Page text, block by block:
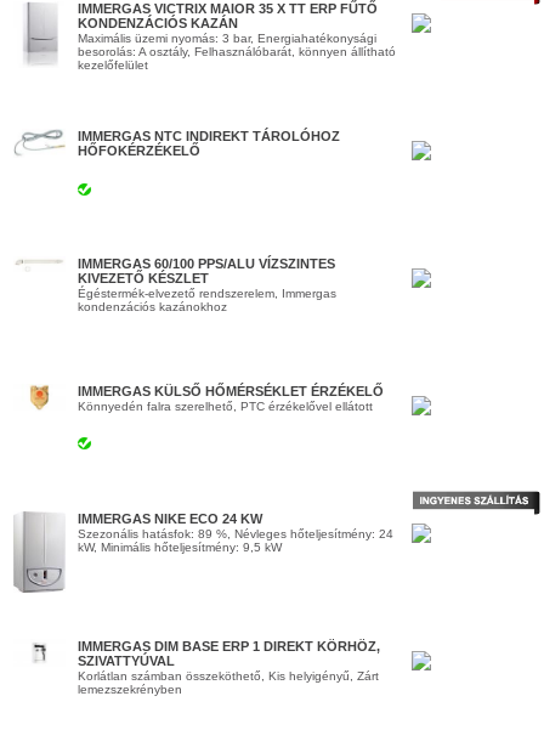
IMMERGAS VICTRIX MAIOR 35 X TT ERP FŰTŐ
KONDENZÁCIÓS KAZÁN
Maximális üzemi nyomás: 3 bar, Energiahatékonysági
besorolás: A osztály, Felhasználóbarát, könnyen állítható
kezelőfelület
IMMERGAS NTC INDIREKT TÁROLÓHOZ
HŐFOKÉRZÉKELŐ
IMMERGAS 60/100 PPS/ALU VÍZSZINTES
KIVEZETŐ KÉSZLET
Égéstermék-elvezető rendszerelem, Immergas
kondenzációs kazánokhoz
IMMERGAS KÜLSŐ HŐMÉRSÉKLET ÉRZÉKELŐ
Könnyedén falra szerelhető, PTC érzékelővel ellátott
IMMERGAS NIKE ECO 24 KW
Szezonális hatásfok: 89 %, Névleges hőteljesítmény: 24
kW, Minimális hőteljesítmény: 9,5 kW
IMMERGAS DIM BASE ERP 1 DIREKT KÖRHÖZ,
SZIVATTYÚVAL
Korlátlan számban összeköthető, Kis helyigényű, Zárt
lemezszekrényben